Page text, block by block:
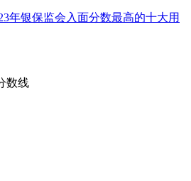
年银保监会入面分数最高的十大用